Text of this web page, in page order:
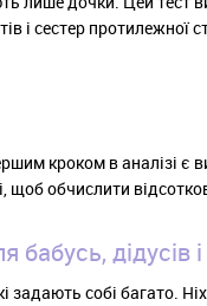
і сестер протилежної
кроком в аналізі є
щоб обчислити
дідусів і
задають собі багато.